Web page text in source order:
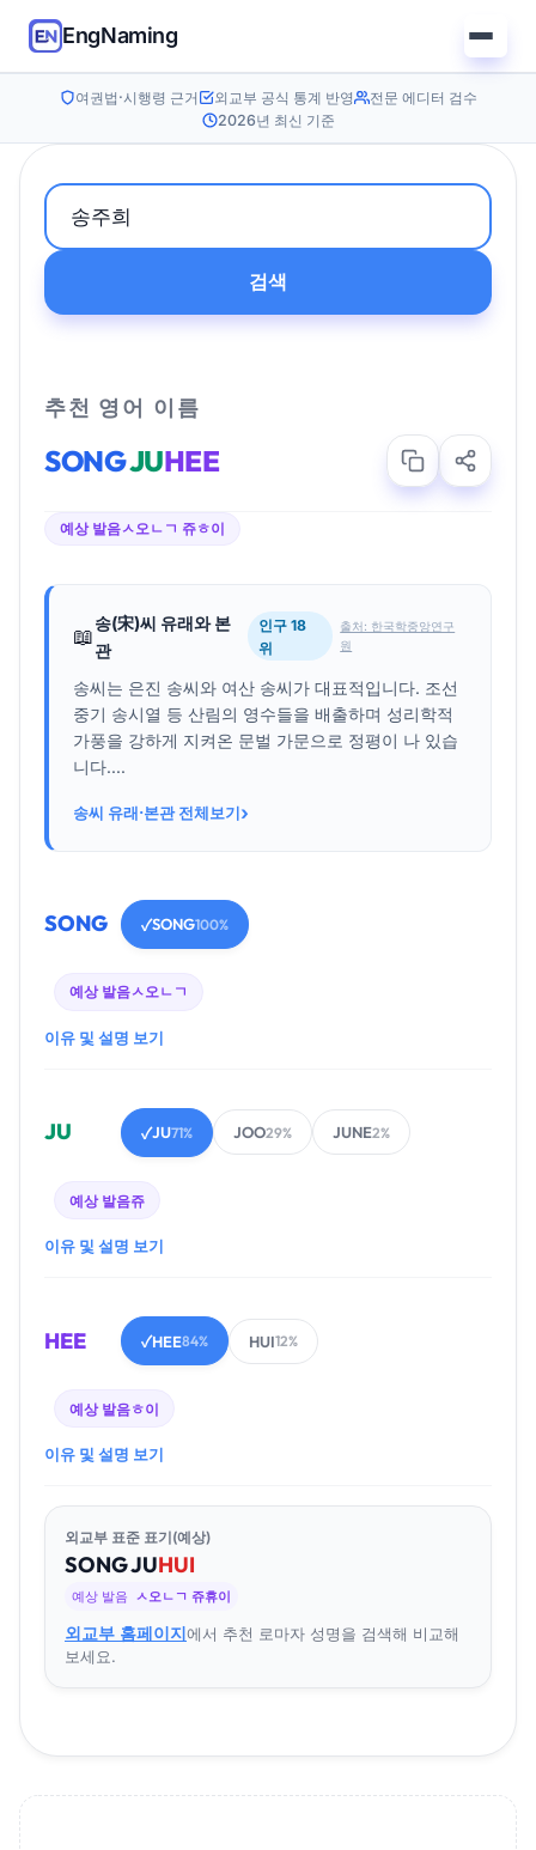
EngNaming
여권법·시행령 근거 외교부 공식 통계 반영
전문 에디터 검수
2026년 최신 기준
검색
추천 영어 이름
SONGJUHEE
예상 발음ㅅ오ㄴㄱ 쥬ㅎ이
📖
송(宋)씨 유래와 본
관
인구 18
위
출처: 한국학중앙연구
원
송씨는 은진 송씨와 여산 송씨가 대표적입니다. 조선
중기 송시열 등 산림의 영수들을 배출하며 성리학적
가풍을 강하게 지켜온 문벌 가문으로 정평이 나 있습
니다....
송씨 유래·본관 전체보기›
SONG ✓SONG100%
예상 발음ㅅ오ㄴㄱ
이유 및 설명 보기
JU ✓JU71% JOO29% JUNE2%
예상 발음쥬
이유 및 설명 보기
HEE ✓HEE84% HUI12%
예상 발음ㅎ이
이유 및 설명 보기
외교부 표준 표기(예상)
SONGJUHUI
예상 발음 ㅅ오ㄴㄱ 쥬휴이
외교부 홈페이지에서 추천 로마자 성명을 검색해 비교해
보세요.